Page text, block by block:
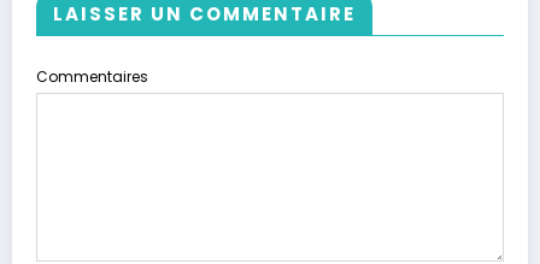
LAISSER UN COMMENTAIRE
Commentaires